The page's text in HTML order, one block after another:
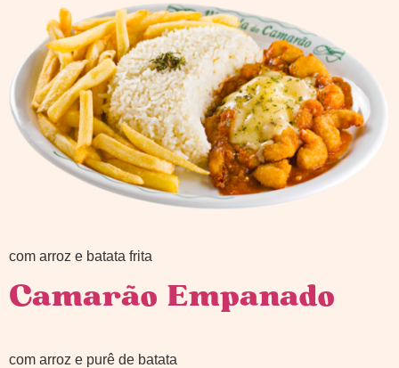
com arroz e batata frita
Camarão Empanado
com arroz e purê de batata